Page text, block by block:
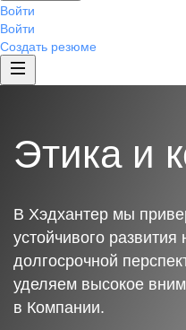
Войти
Войти
Создать резюме
Этика и
В Хэдхантер мы
устойчивого
долгосрочной
уделяем высокое
в Компании.